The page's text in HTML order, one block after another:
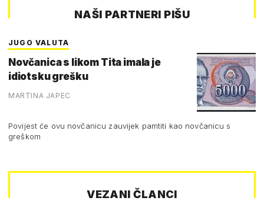
NAŠI PARTNERI PIŠU
JUGO VALUTA
Novčanica s likom Tita imala je
idiotsku grešku
MARTINA JAPEC
Povijest će ovu novčanicu zauvijek pamtiti kao novčanicu s
greškom
VEZANI ČLANCI